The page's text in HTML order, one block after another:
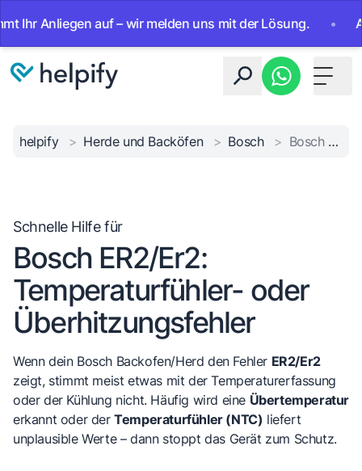
auf – wir melden uns mit der Lösung. • Ab
Toggle
helpify > Herde und Backöfen > Bosch > Bosch ER2 Temperaturfehler
Schnelle Hilfe für
Bosch ER2/Er2:
Temperaturfühler- oder
Überhitzungsfehler
Wenn dein Bosch Backofen/Herd den Fehler ER2/Er2
zeigt, stimmt meist etwas mit der Temperaturerfassung
oder der Kühlung nicht. Häufig wird eine Übertemperatur
erkannt oder derTemperaturfühler (NTC) liefert
unplausible Werte – dann stoppt das Gerät zum Schutz.